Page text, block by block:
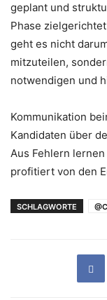
geplant und
Phase
geht es nicht
mitzuteilen,
notwendigen und
Kommunikation
Kandidaten über
Aus Fehlern
profitiert von den
SCHLAGWORTE